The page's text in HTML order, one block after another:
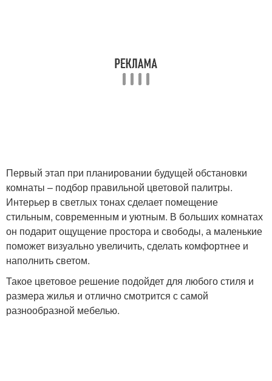
Первый этап при планировании будущей обстановки
комнаты – подбор правильной цветовой палитры.
Интерьер в светлых тонах сделает помещение
стильным, современным и уютным. В больших комнатах
он подарит ощущение простора и свободы, а маленькие
поможет визуально увеличить, сделать комфортнее и
наполнить светом.
Такое цветовое решение подойдет для любого стиля и
размера жилья и отлично смотрится с самой
разнообразной мебелью.